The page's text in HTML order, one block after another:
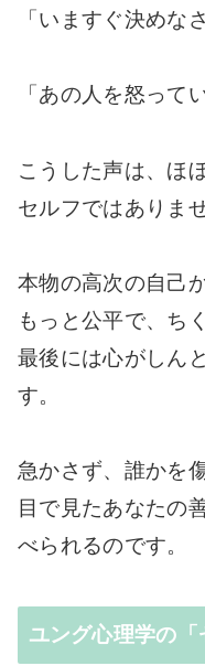
「いますぐ決めな
「あの人を怒って
こうした声は、ほ
セルフではありませ
本物の高次の自己
もっと公平で、ち
最後には心がしん
す。
急かさず、誰かを
目で見たあなたの
べられるのです。
ユング心理学の